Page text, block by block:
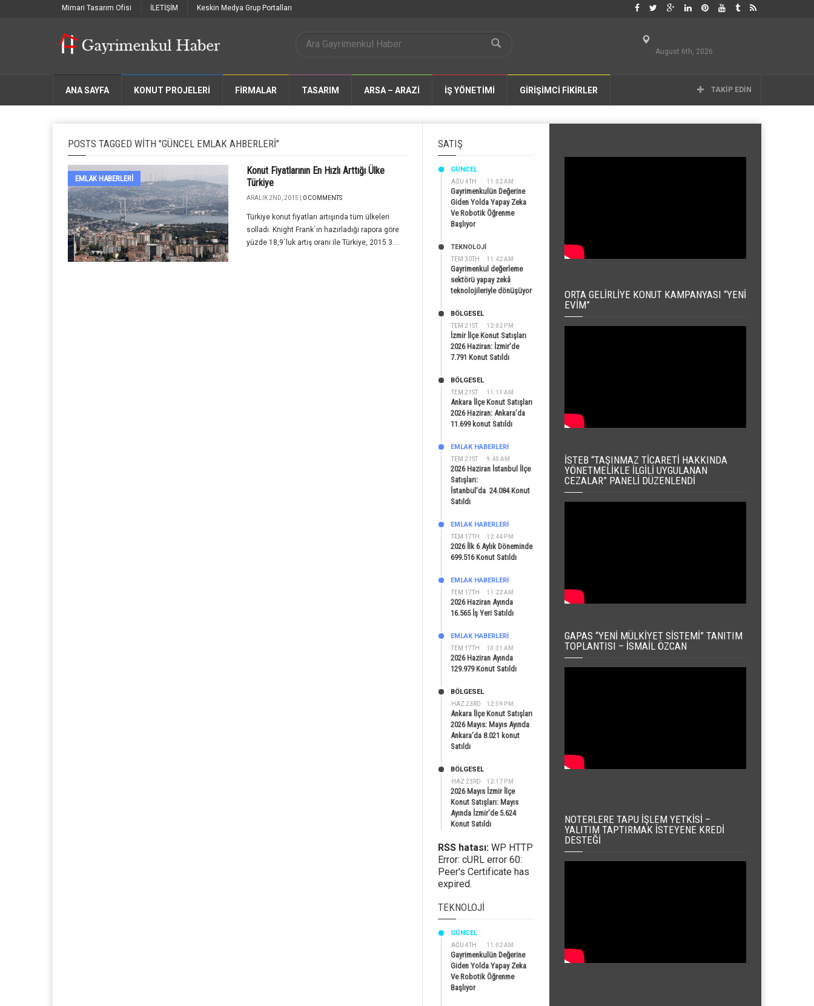
Mimari Tasarım Ofisi İLETİŞİM Keskin Medya Grup Portalları
August 6th, 2026
ANA SAYFA KONUT PROJELERİ FIRMALAR TASARIM ARSA – ARAZİ İŞ YÖNETİMİ GİRİŞİMCİ FİKİRLER TAKIP EDIN
POSTS TAGGED WITH "GÜNCEL EMLAK AHBERLERI"
EMLAK HABERLERI
Konut Fiyatlarının En Hızlı Arttığı Ülke
Türkiye
ARALIK 2ND, 2015 | 0 COMMENTS
Türkiye konut fiyatları artışında tüm ülkeleri
solladı. Knight Frank`ın hazırladığı rapora göre
yüzde 18,9`luk artış oranı ile Türkiye, 2015 3....
SATIŞ
AĞU 4TH 11:02 AM
GÜNCEL
Gayrimenkulün Değerine
Giden Yolda Yapay Zeka
Ve Robotik Öğrenme
Başlıyor
TEM 30TH 11:42 AM
TEKNOLOJİ
Gayrimenkul değerleme
sektörü yapay zekâ
teknolojileriyle dönüşüyor
TEM 21ST 12:02 PM
BÖLGESEL
İzmir İlçe Konut Satışları
2026 Haziran: İzmir’de
7.791 Konut Satıldı
TEM 21ST 11:11 AM
BÖLGESEL
Ankara İlçe Konut Satışları
2026 Haziran: Ankara’da
11.699 konut Satıldı
TEM 21ST 9:40 AM
EMLAK HABERLERI
2026 Haziran İstanbul İlçe
Satışları:
İstanbul’da 24.084 Konut
Satıldı
TEM 17TH 12:44 PM
EMLAK HABERLERI
2026 İlk 6 Aylık Döneminde
699.516 Konut Satıldı
TEM 17TH 11:22 AM
EMLAK HABERLERI
2026 Haziran Ayında
16.565 İş Yeri Satıldı
TEM 17TH 10:31 AM
EMLAK HABERLERI
2026 Haziran Ayında
129.979 Konut Satıldı
HAZ 23RD 12:59 PM
BÖLGESEL
Ankara İlçe Konut Satışları
2026 Mayıs: Mayıs Ayında
Ankara’da 8.021 konut
Satıldı
HAZ 23RD 12:17 PM
BÖLGESEL
2026 Mayıs İzmir İlçe
Konut Satışları: Mayıs
Ayında İzmir’de 5.624
Konut Satıldı
RSS hatası: WP HTTP
Error: cURL error 60:
Peer's Certificate has
expired.
TEKNOLOJI
AĞU 4TH 11:02 AM
GÜNCEL
Gayrimenkulün Değerine
Giden Yolda Yapay Zeka
Ve Robotik Öğrenme
Başlıyor
ORTA GELIRLIYE KONUT KAMPANYASI “YENI
EVIM”
İSTEB “TAŞINMAZ TICARETI HAKKINDA
YÖNETMELIKLE İLGILI UYGULANAN
CEZALAR” PANELI DÜZENLENDI
GAPAS “YENI MÜLKIYET SISTEMI” TANITIM
TOPLANTISI – İSMAIL ÖZCAN
NOTERLERE TAPU İŞLEM YETKISI –
YALITIM TAPTIRMAK İSTEYENE KREDI
DESTEĞI